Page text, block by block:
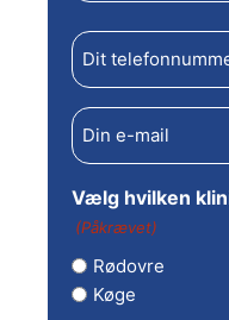
Telefon
(Påkrævet)
E-
mail
(Påkrævet)
Vælg hvilken
(Påkrævet)
Rødovre
Køge